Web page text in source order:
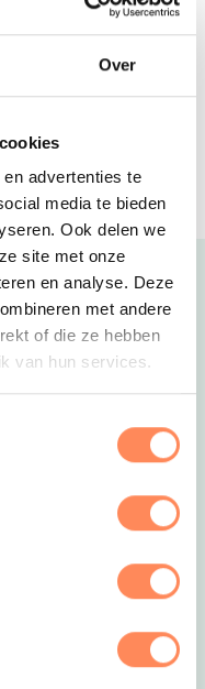
Over
advertenties te
media te bieden
Ook delen we
site met onze
en analyse. Deze
met andere
of die ze hebben
van hun services.
met een
mooie
en duurzame,
op een